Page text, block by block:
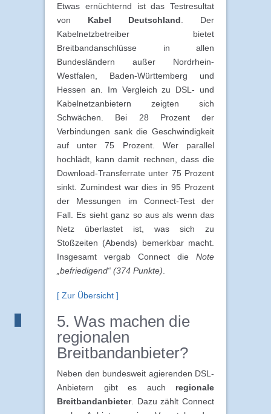
Etwas ernüchternd ist das Testresultat
von Kabel Deutschland . Der
Kabelnetzbetreiber bietet
Breitbandanschlüsse in allen
Bundesländern außer Nordrhein-
Westfalen, Baden-Württemberg und
Hessen an. Im Vergleich zu DSL- und
Kabelnetzanbietern zeigten sich
Schwächen. Bei 28 Prozent der
Verbindungen sank die Geschwindigkeit
auf unter 75 Prozent. Wer parallel
hochlädt, kann damit rechnen, dass die
Download-Transferrate unter 75 Prozent
sinkt. Zumindest war dies in 95 Prozent
der Messungen im Connect-Test der
Fall. Es sieht ganz so aus als wenn das
Netz überlastet ist, was sich zu
Stoßzeiten (Abends) bemerkbar macht.
Insgesamt vergab Connect die Note
„befriedigend“ (374 Punkte)
[ Zur Übersicht ]
5. Was machen die
regionalen
Breitbandanbieter?
Neben den bundesweit agierenden DSL-
Anbietern gibt es auch regionale
Breitbandanbieter. Dazu zählt Connect